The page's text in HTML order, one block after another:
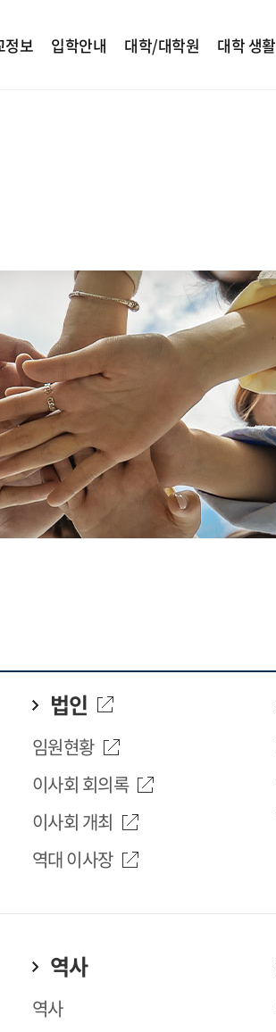
정보 입학안내 대학/대학원 대학 생활
법인
임원현황
이사회 회의록
이사회 개최
역대 이사장
역사
역사